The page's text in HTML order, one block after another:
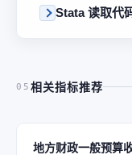
Stata 读取代
05 相关指标推荐
地方财政一般预算